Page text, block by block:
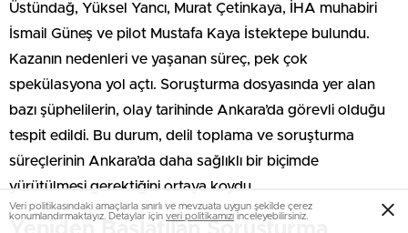
Üstündağ, Yüksel Yancı, Murat Çetinkaya, İHA muhabiri
İsmail Güneş ve pilot Mustafa Kaya İstektepe bulundu.
Kazanın nedenleri ve yaşanan süreç, pek çok
spekülasyona yol açtı. Soruşturma dosyasında yer alan
bazı şüphelilerin, olay tarihinde Ankara’da görevli olduğu
tespit edildi. Bu durum, delil toplama ve soruşturma
süreçlerinin Ankara’da daha sağlıklı bir biçimde
yürütülmesi gerektiğini ortaya koydu.
Veri politikasındaki amaçlarla sınırlı ve mevzuata uygun şekilde çerez
konumlandırmaktayız. Detaylar için veri politikamızı inceleyebilirsiniz.